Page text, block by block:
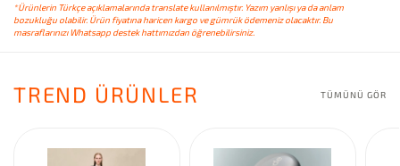
*Ürünlerin Türkçe açıklamalarında translate kullanılmıştır. Yazım yanlışı ya da anlam
bozukluğu olabilir. Ürün fiyatına haricen kargo ve gümrük ödemeniz olacaktır. Bu
masraflarınızı Whatsapp destek hattımızdan öğrenebilirsiniz.
TREND ÜRÜNLER TÜMÜNÜ GÖR